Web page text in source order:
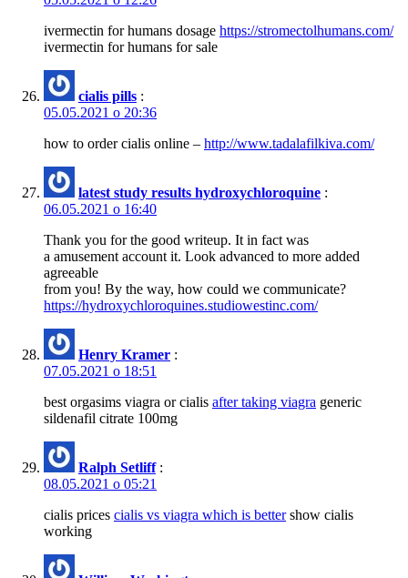
ivermectin for humans dosage https://stromectolhumans.com/
ivermectin for humans for sale
cialis pills :
05.05.2021 о 20:36
how to order cialis online – http://www.tadalafilkiva.com/
latest study results hydroxychloroquine :
06.05.2021 о 16:40
Thank you for the good writeup. It in fact was
a amusement account it. Look advanced to more added
agreeable
from you! By the way, how could we communicate?
https://hydroxychloroquines.studiowestinc.com/
Henry Kramer :
07.05.2021 о 18:51
best orgasims viagra or cialis after taking viagra generic
sildenafil citrate 100mg
Ralph Setliff :
08.05.2021 о 05:21
cialis prices cialis vs viagra which is bettershow cialis
working